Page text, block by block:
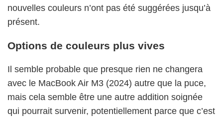
nouvelles couleurs n’ont pas été suggérées jusqu’à
présent.
Options de couleurs plus vives
Il semble probable que presque rien ne changera
avec le MacBook Air M3 (2024) autre que la puce,
mais cela semble être une autre addition soignée
qui pourrait survenir, potentiellement parce que c’est